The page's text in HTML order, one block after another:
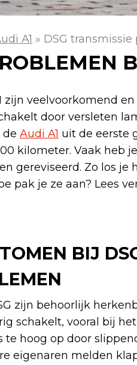
A1 » DSG
zijn veelvoorkomend
door versleten
de Audi A1 uit de eerste
kilometer. Vaak heb
gereviseerd. Zo los je
pak je ze aan? Lees
BIJ
zijn behoorlijk
schakelt, vooral bij
hoog op door
eigenaren melden